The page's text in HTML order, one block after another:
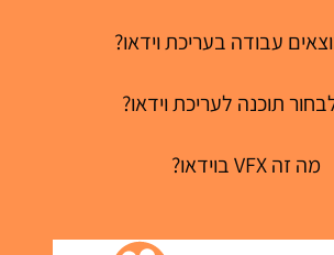
עבודה בעריכת וידאו?
תוכנה לעריכת וידאו?
מה זה VFX בוידאו?